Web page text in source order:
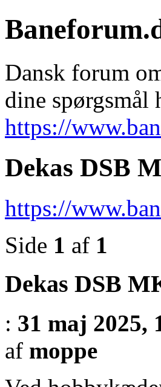
Dansk forum
dine spørgsmål
https://
Dekas DSB
https://
Side 1 af 1
Dekas DSB
: 31 maj 2025,
af moppe